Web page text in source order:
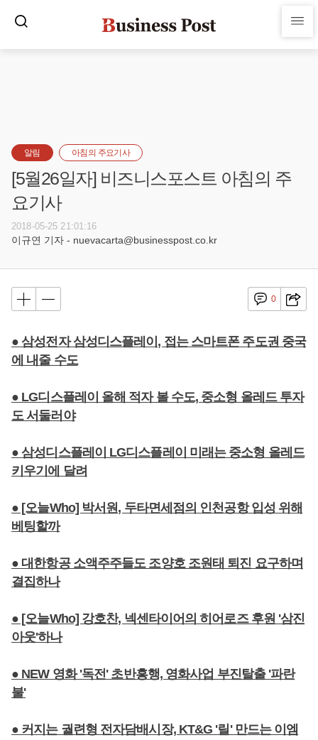
알림 아침의 주요기사
[5월26일자] 비즈니스포스트 아침의 주
요기사
2018-05-25 21:01:16
이규연 기자 - nuevacarta@businesspost.co.kr
0
● 삼성전자 삼성디스플레이, 접는 스마트폰 주도권 중국
에 내줄 수도
● LG디스플레이 올해 적자 볼 수도, 중소형 올레드 투자
도 서둘러야
● 삼성디스플레이 LG디스플레이 미래는 중소형 올레드
키우기에 달려
● [오늘Who] 박서원, 두타면세점의 인천공항 입성 위해
베팅할까
● 대한항공 소액주주들도 조양호 조원태 퇴진 요구하며
결집하나
● [오늘Who] 강호찬, 넥센타이어의 히어로즈 후원 '삼진
아웃'하나
● NEW 영화 '독전' 초반흥행, 영화사업 부진탈출 '파란
불'
● 커지는 궐련형 전자담배시장, KT&G '릴' 만드는 이엠